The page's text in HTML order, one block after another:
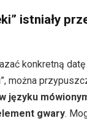
istniały
konkretną
można
języku
gwary.